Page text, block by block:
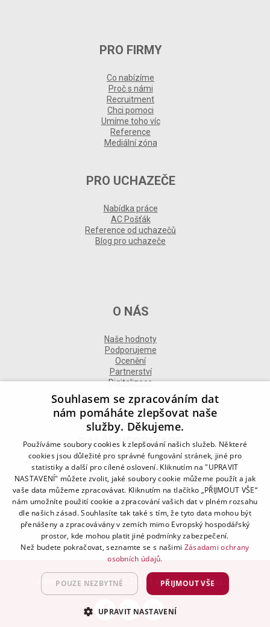
PRO FIRMY
Co nabízíme
Proč s námi
Recruitment
Chci pomoci
Umíme toho víc
Reference
Mediální zóna
PRO UCHAZEČE
Nabídka práce
AC Pošťák
Reference od uchazečů
Blog pro uchazeče
O NÁS
Naše hodnoty
Podporujeme
Ocenění
Partnerství
Digitalizace
DALŠÍ INFORMACE
Kontakt
Naše odborné divize
Naše pobočky
Zásady zpracování osobních údajů
Všeobecné podmínky
Kodex chování
Blog
Advantage Consulting, s.r.o. 2021 | created byA-WebSys
Souhlasem se zpracováním dat
nám pomáháte zlepšovat naše
služby. Děkujeme.
Používáme soubory cookies k zlepšování našich služeb. Některé
cookies jsou důležité pro správné fungování stránek, jiné pro
statistiky a další pro cílené oslovení. Kliknutím na "UPRAVIT
NASTAVENÍ" můžete zvolit, jaké soubory cookie můžeme použít a jak
vaše data můžeme zpracovávat. Kliknutím na tlačítko „PŘIJMOUT VŠE“
nám umožníte použití cookie a zpracování vašich dat v plném rozsahu
dle našich zásad. Souhlasíte tak také s tím, že tyto data mohou být
přenášeny a zpracovávány v zemích mimo Evropský hospodářský
prostor, kde mohou platit jiné podmínky zabezpečení.
Než budete pokračovat, seznamte se s našimi Zásadami ochrany
osobních údajů.
PŘIJMOUT VŠE
POUZE NEZBYTNÉ
UPRAVIT NASTAVENÍ